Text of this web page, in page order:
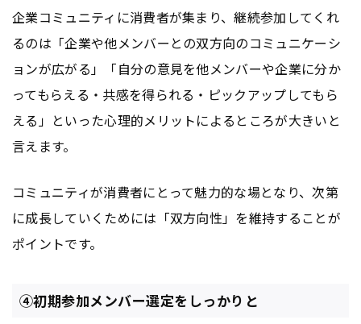
企業コミュニティに消費者が集まり、継続参加してくれ
るのは「企業や他メンバーとの双方向のコミュニケーシ
ョンが広がる」「自分の意見を他メンバーや企業に分か
ってもらえる・共感を得られる・ピックアップしてもら
える」といった心理的メリットによるところが大きいと
言えます。
コミュニティが消費者にとって魅力的な場となり、次第
に成長していくためには「双方向性」を維持することが
ポイントです。
④初期参加メンバー選定をしっかりと